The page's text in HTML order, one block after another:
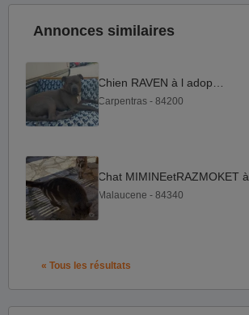
Annonces similaires
Carpentras - 84200
Malaucene - 84340
« Tous les résultats